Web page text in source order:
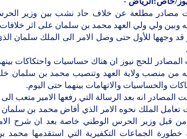
مصادر مطلعة عن خلاف حاد نشب بين وزير
وبين ولي ولي العهد محمد بن سلمان على اثر
قد وجهها للأول حتى وصل الامر الى الملك سلمان
المصادر للحج نيوز ان هناك حساسيات واحتكاكات
من منصب ولاية العهد وتنصيب محمد بن سلمان
والحساسيات والاتهامات بينهما حتى اليوم.
المصادر انه بعد الرسالة التي رفعها الامير متعب
تعامل الملك نحوه الامر الذي أفاض محمد بن سلمان
قبل وزير الحرس الوطني خاصة بعد ان شرح
خطورة الجماعات التكفيرية التي استقدمها